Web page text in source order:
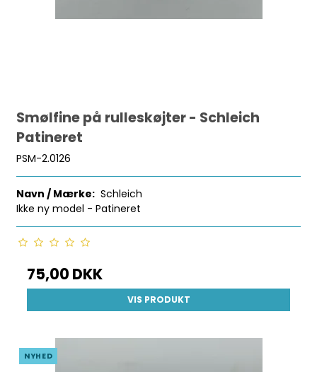
Smølfine på rulleskøjter - Schleich
Patineret
PSM-2.0126
Navn / Mærke: Schleich
Ikke ny model - Patineret
75,00 DKK
VIS PRODUKT
NYHED